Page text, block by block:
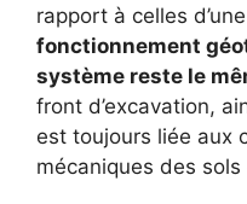
rapport à celles
fonctionnement
système reste le
front d’excavation,
est toujours liée aux
mécaniques des